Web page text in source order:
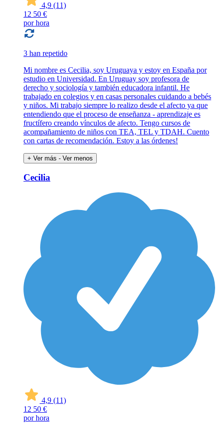
4,9 (11)
12 50 €
por hora
3 han repetido
Mi nombre es Cecilia, soy Uruguaya y estoy en España por
estudio en Universidad. En Uruguay soy profesora de
derecho y sociología y también educadora infantil. He
trabajado en colegios y en casas personales cuidando a bebés
y niños. Mi trabajo siempre lo realizo desde el afecto ya que
entendiendo que el proceso de enseñanza - aprendizaje es
fructífero creando vínculos de afecto. Tengo cursos de
acompañamiento de niños con TEA, TEL y TDAH. Cuento
con cartas de recomendación. Estoy a las órdenes!
+ Ver más - Ver menos
Cecilia
4,9 (11)
12 50 €
por hora